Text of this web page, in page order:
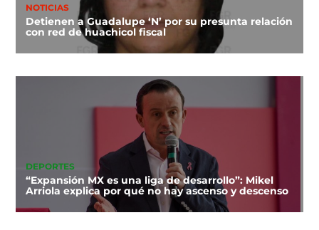
NOTICIAS
Detienen a Guadalupe ‘N’ por su presunta relación
con red de huachicol fiscal
DEPORTES
“Expansión MX es una liga de desarrollo”: Mikel
Arriola explica por qué no hay ascenso y descenso